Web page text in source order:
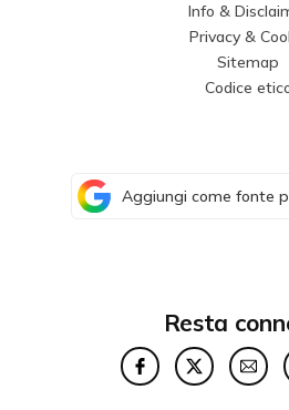
Info &
Privacy &
Sitemap
Codice
Aggiungi come fonte
Resta